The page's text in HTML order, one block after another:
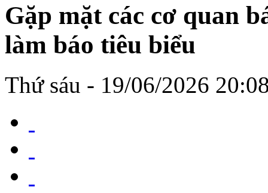
Gặp mặt các cơ quan
làm báo tiêu biểu
Thứ sáu - 19/06/2026